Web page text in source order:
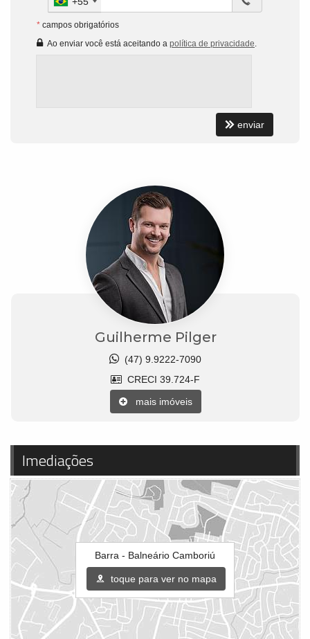
* campos obrigatórios
Ao enviar você está aceitando a política de privacidade
enviar
Guilherme Pilger
(47) 9.9222-7090
CRECI 39.724-F
mais imóveis
Imediações
Barra - Balneário Camboriú
toque para ver no mapa